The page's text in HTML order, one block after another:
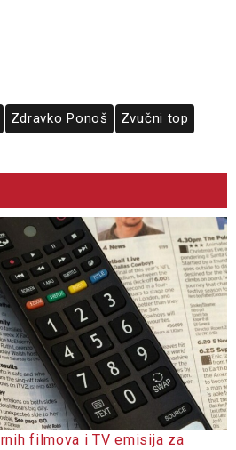
Zdravko Ponoš Zvučni top
filmova i TV emisija za